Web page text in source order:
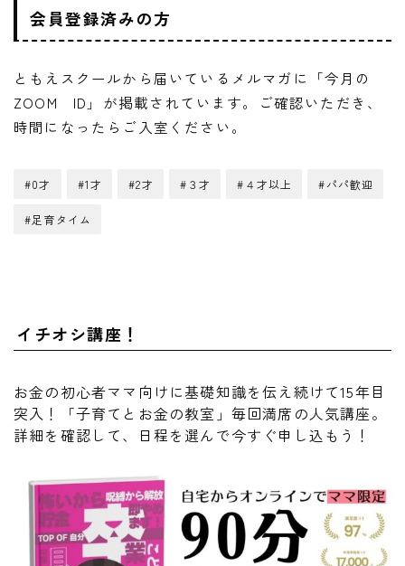
会員登録済みの方
ともえスクールから届いているメルマガに「今月の
ZOOM ID」が掲載されています。ご確認いただき、
時間になったらご入室ください。
#0才 #1才 #2才 #３才 #４才以上 #パパ歓迎
#足育タイム
イチオシ講座！
お金の初心者ママ向けに基礎知識を伝え続けて15年目
突入！「子育てとお金の教室」毎回満席の人気講座。
詳細を確認して、日程を選んで今すぐ申し込もう！